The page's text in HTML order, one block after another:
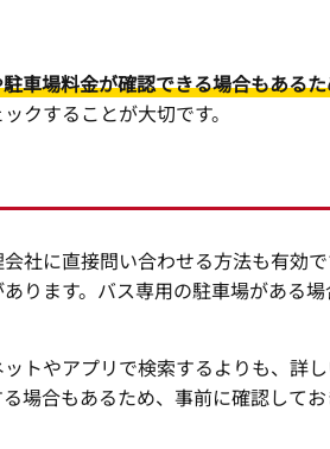
車場料金が確認できる場合もある
クすることが大切です。
社に直接問い合わせる方法も有効で
ります。バス専用の駐車場がある
トやアプリで検索するよりも、詳
場合もあるため、事前に確認してお